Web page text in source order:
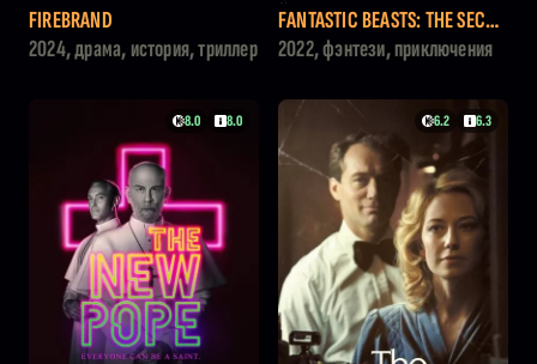
FIREBRAND
2024, драма, история, триллер
ЙНЫ ДАМБЛДОРА
FANTASTIC BEASTS: THE SECRE
TS OF DUMBLEDORE
2022, фэнтези, приключения
8.0 8.0 6.2 6.3